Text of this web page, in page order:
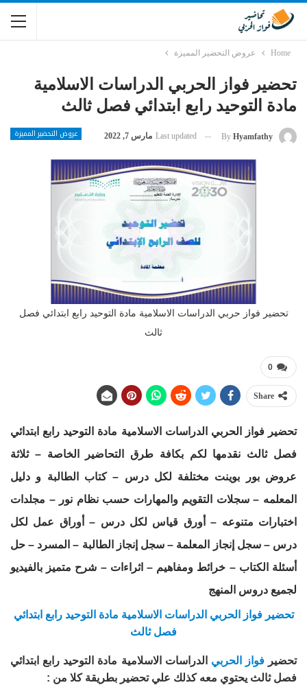
Home عروض التحضير المميزة
تحضير فواز الحربي الدراسات الاسلامية
مادة التوحيد رابع ابتدائي فصل ثالث
عروض التحضير المميزة By Hyamfathy
Last updated مارس 7, 2022
تحضير فواز حربي الدراسات الاسلامية مادة التوحيد رابع ابتدائي فصل
ثالث
0
Share
تحضير فواز الحربي الدراسات الاسلامية مادة التوحيد رابع ابتدائي
فصل ثالث نقدمها لكم بكافة طرق التحاضير الخاصة – ثلاثة
عروض بور بوينت مختلفة لكل درس – كتاب الطالبة و دليل
المعلمه – سجلات التقويم والمهارات حسب نظام نور – مجلدات
اختبارات متنوعه – أورق قياس لكل درس – أوراق عمل لكل
درس – سجل إنجاز المعلمة – سجل إنجاز الطالبة – المسرد – حل
أسئلة الكتاب – خرائط ومفاهيم – اثراءات – شرح متميز بالفيديو
لجميع دروس المنهج
تحضير فواز الحربي الدراسات الاسلامية مادة التوحيد رابع ابتدائي
فصل ثالث
تحضيرفواز الحربي الدراسات الاسلامية مادة التوحيد رابع ابتدائي
فصل ثالث يحتوي معه كذلك علي تحضير بطريقة كلا من :